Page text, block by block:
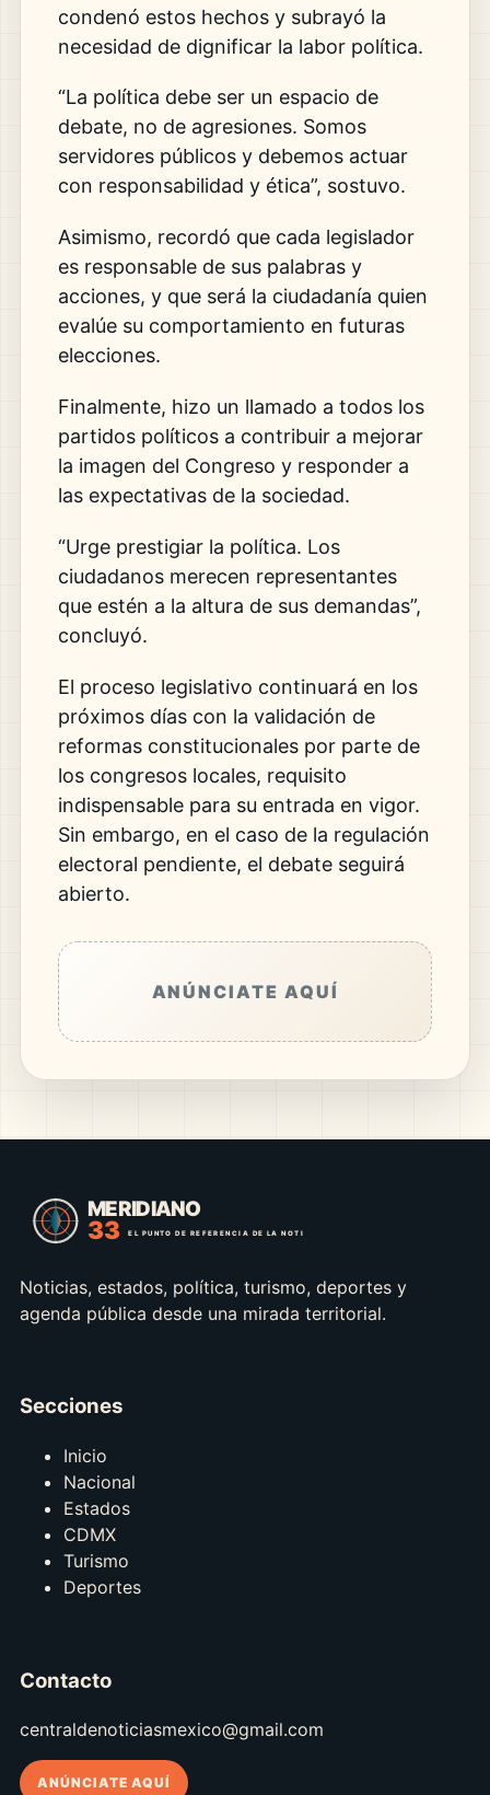
condenó estos hechos y subrayó la
necesidad de dignificar la labor política.
“La política debe ser un espacio de
debate, no de agresiones. Somos
servidores públicos y debemos actuar
con responsabilidad y ética”, sostuvo.
Asimismo, recordó que cada legislador
es responsable de sus palabras y
acciones, y que será la ciudadanía quien
evalúe su comportamiento en futuras
elecciones.
Finalmente, hizo un llamado a todos los
partidos políticos a contribuir a mejorar
la imagen del Congreso y responder a
las expectativas de la sociedad.
“Urge prestigiar la política. Los
ciudadanos merecen representantes
que estén a la altura de sus demandas”,
concluyó.
El proceso legislativo continuará en los
próximos días con la validación de
reformas constitucionales por parte de
los congresos locales, requisito
indispensable para su entrada en vigor.
Sin embargo, en el caso de la regulación
electoral pendiente, el debate seguirá
abierto.
ANÚNCIATE AQUÍ
Noticias, estados, política, turismo, deportes y
agenda pública desde una mirada territorial.
Secciones
Inicio
Nacional
Estados
CDMX
Turismo
Deportes
Contacto
centraldenoticiasmexico@gmail.com
ANÚNCIATE AQUÍ